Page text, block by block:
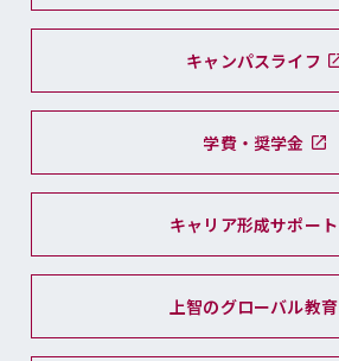
キャンパスライフ
学費・奨学金
キャリア形成サポート
上智のグローバル教育